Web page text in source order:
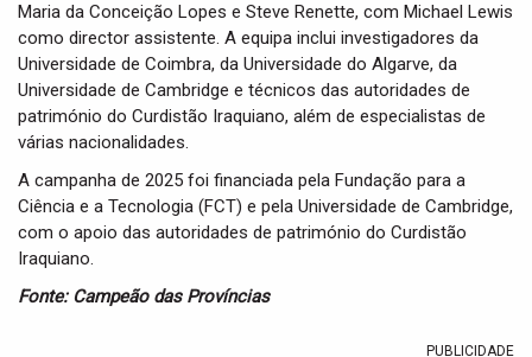
Maria da Conceição Lopes e Steve Renette, com Michael Lewis
como director assistente. A equipa inclui investigadores da
Universidade de Coimbra, da Universidade do Algarve, da
Universidade de Cambridge e técnicos das autoridades de
património do Curdistão Iraquiano, além de especialistas de
várias nacionalidades.
A campanha de 2025 foi financiada pela Fundação para a
Ciência e a Tecnologia (FCT) e pela Universidade de Cambridge,
com o apoio das autoridades de património do Curdistão
Iraquiano.
Fonte: Campeão das Províncias
PUBLICIDADE